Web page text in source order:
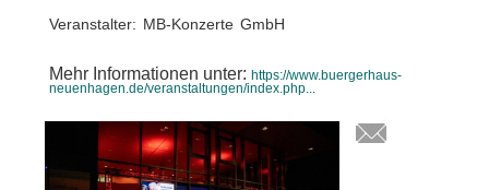
Veranstalter: MB-Konzerte GmbH
Mehr Informationen unter: https://www.buergerhaus-
neuenhagen.de/veranstaltungen/index.php...